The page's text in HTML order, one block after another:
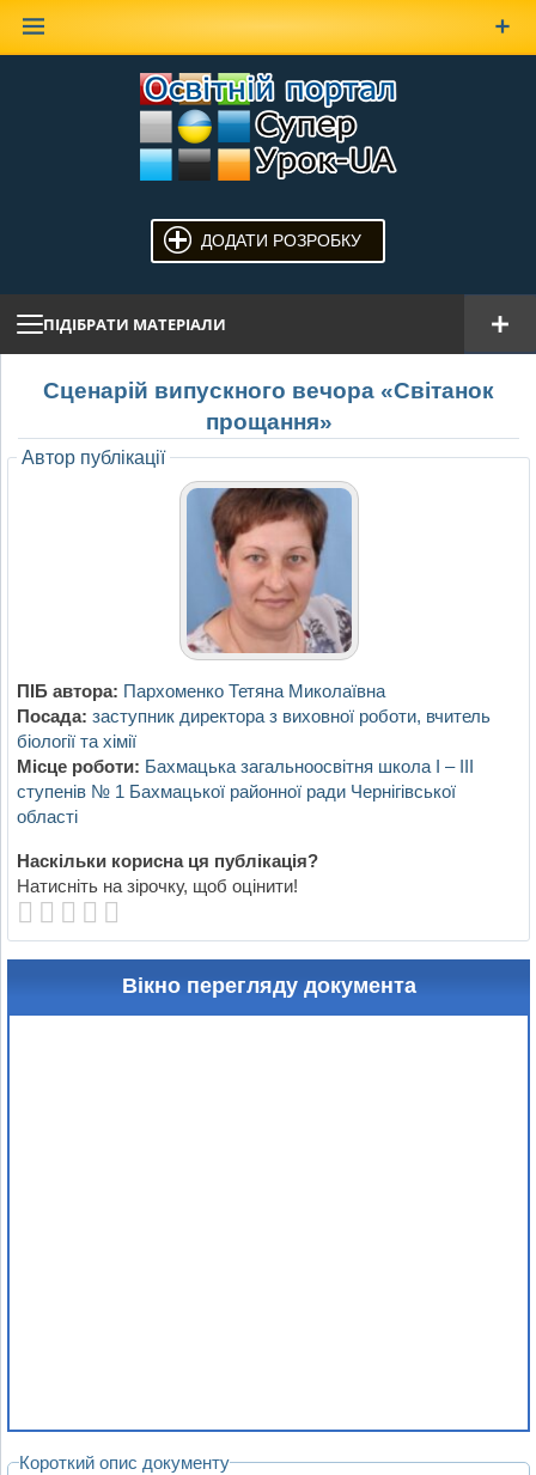
ДОДАТИ РОЗРОБКУ
ПІДІБРАТИ МАТЕРІАЛИ
Сценарій випускного вечора «Світанок
прощання»
Автор публікації
ПІБ автора: Пархоменко Тетяна Миколаївна
Посада: заступник директора з виховної роботи, вчитель
біології та хімії
Місце роботи: Бахмацька загальноосвітня школа І – ІІІ
ступенів № 1 Бахмацької районної ради Чернігівської
області
Наскільки корисна ця публікація?
Натисніть на зірочку, щоб оцінити!
Вікно перегляду документа
Короткий опис документу